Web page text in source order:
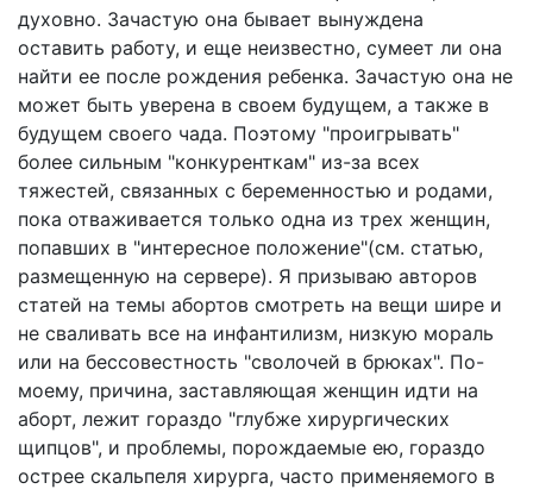
духовно. Зачастую она бывает вынуждена
оставить работу, и еще неизвестно, сумеет ли она
найти ее после рождения ребенка. Зачастую она не
может быть уверена в своем будущем, а также в
будущем своего чада. Поэтому "проигрывать"
более сильным "конкуренткам" из-за всех
тяжестей, связанных с беременностью и родами,
пока отваживается только одна из трех женщин,
попавших в "интересное положение"(см. статью,
размещенную на сервере). Я призываю авторов
статей на темы абортов смотреть на вещи шире и
не сваливать все на инфантилизм, низкую мораль
или на бессовестность "сволочей в брюках". По-
моему, причина, заставляющая женщин идти на
аборт, лежит гораздо "глубже хирургических
щипцов", и проблемы, порождаемые ею, гораздо
острее скальпеля хирурга, часто применяемого в